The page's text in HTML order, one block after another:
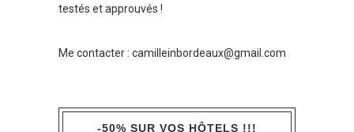
testés et approuvés !
Me contacter : camilleinbordeaux@gmail.com
-50% SUR VOS HÔTELS !!!